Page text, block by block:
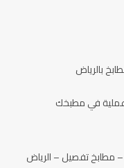
بالرياض
في مطبخك
مطابخ تفصيل – الرياض